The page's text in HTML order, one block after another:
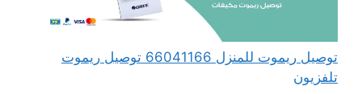
توصيل ريموت للمنزل 66041166 توصيل ريموت
تلفزيون